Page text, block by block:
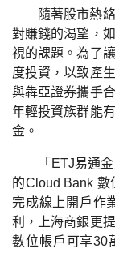
隨著股市熱絡
對賺錢的渴望，
視的課題。為了
度投資，以致產
與犇亞證券攜手
年輕投資族群能
金。
「ETJ易通金
的Cloud Bank
完成線上開戶作
利，上海商銀更
數位帳戶可享30